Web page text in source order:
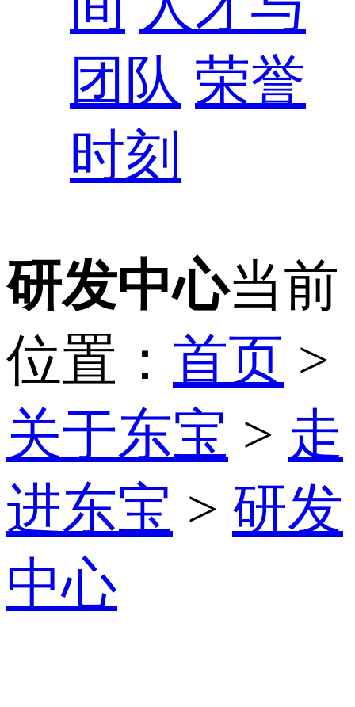
团队 荣誉
时刻
研发中心当前
位置： 首页 >
关于东宝 > 走
进东宝 > 研发
中心